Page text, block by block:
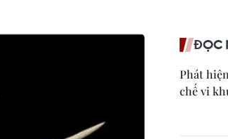
ĐỌC
Phát
chế vi